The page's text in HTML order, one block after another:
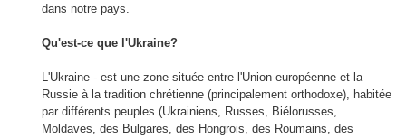
dans notre pays.
Qu'est-ce que l'Ukraine?
L'Ukraine - est une zone située entre l'Union européenne et la
Russie à la tradition chrétienne (principalement orthodoxe), habitée
par différents peuples (Ukrainiens, Russes, Biélorusses,
Moldaves, des Bulgares, des Hongrois, des Roumains, des